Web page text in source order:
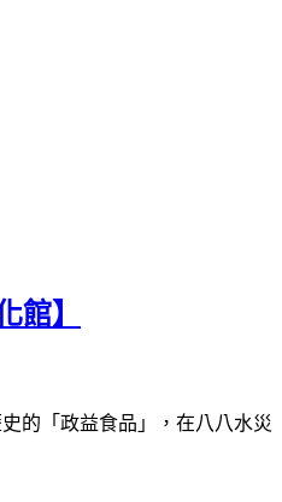
館】
的「政益食品」，在八八水災